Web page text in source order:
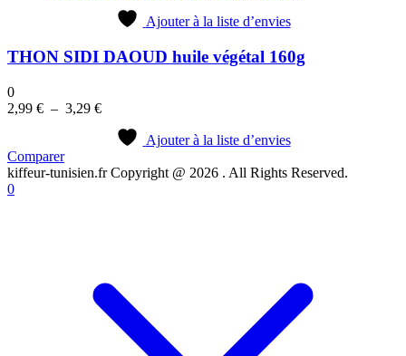
Ajouter à la liste d’envies
THON SIDI DAOUD huile végétal 160g
0
2,99 € – 3,29 €Plage
prix :
à
Ajouter à la liste d’envies
Comparer
kiffeur-tunisien.fr Copyright @ 2026 . All Rights Reserved.
0